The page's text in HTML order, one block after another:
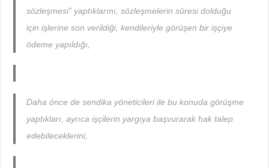
sözleşmesi” yaptıklarını, sözleşmelerin süresi dolduğu
için işlerine son verildiği, kendileriyle görüşen bir işçiye
ödeme yapıldığı,
Daha önce de sendika yöneticileri ile bu konuda görüşme
yaptıkları, ayrıca işçilerin yargıya başvurarak hak talep
edebileceklerini,